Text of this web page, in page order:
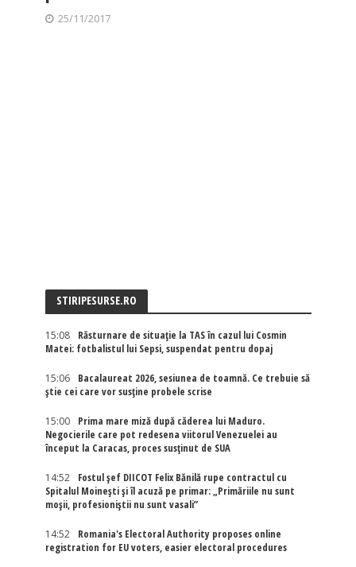
25/11/2017
STIRIPESURSE.RO
15:08
Răsturnare de situație la TAS în cazul lui Cosmin
Matei: fotbalistul lui Sepsi, suspendat pentru dopaj
15:06
Bacalaureat 2026, sesiunea de toamnă. Ce trebuie să
știe cei care vor susține probele scrise
15:00
Prima mare miză după căderea lui Maduro.
Negocierile care pot redesena viitorul Venezuelei au
început la Caracas, proces susținut de SUA
14:52
Fostul șef DIICOT Felix Bănilă rupe contractul cu
Spitalul Moinești și îl acuză pe primar: „Primăriile nu sunt
moșii, profesioniștii nu sunt vasali”
14:52
Romania's Electoral Authority proposes online
registration for EU voters, easier electoral procedures